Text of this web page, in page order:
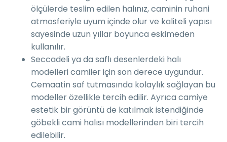
ölçülerde teslim edilen halınız, caminin ruhani
atmosferiyle uyum içinde olur ve kaliteli yapısı
sayesinde uzun yıllar boyunca eskimeden
kullanılır.
Seccadeli ya da saflı desenlerdeki halı
modelleri camiler için son derece uygundur.
Cemaatin saf tutmasında kolaylık sağlayan bu
modeller özellikle tercih edilir. Ayrıca camiye
estetik bir görüntü de katılmak istendiğinde
göbekli cami halısı modellerinden biri tercih
edilebilir.